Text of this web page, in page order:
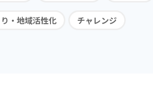
・地域活性化 チャレンジ